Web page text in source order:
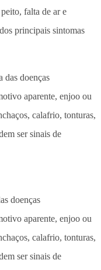
falta de ar e
principais sintomas
doenças
aparente, enjoo ou
calafrio, tonturas,
ser sinais de